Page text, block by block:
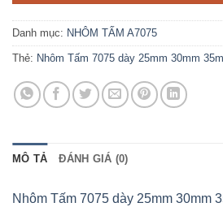
Danh mục: NHÔM TẤM A7075
Thẻ: Nhôm Tấm 7075 dày 25mm 30mm
MÔ TẢ ĐÁNH GIÁ (0)
Nhôm Tấm 7075 dày 25mm 30mm